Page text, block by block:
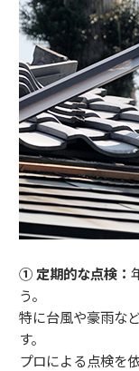
① 定期的な点検：
う。
特に台風や豪雨な
す。
プロによる点検を